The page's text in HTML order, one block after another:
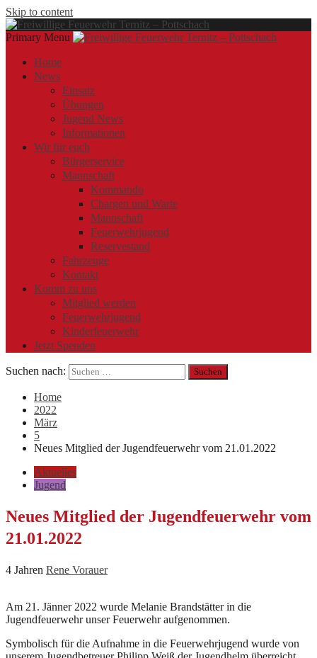
Skip to content
Primary Menu
Freiwillige Feuerwehr Ternitz – Pottschach
Home
News
Einsatz
Übungen
Jugend News
Informationen
Wir für euch
Bürgerservice
Mannschaft
Kommando
Chargen und Warte
Mannschaft
Feuerwehrjugend
Reservestand
Fahrzeuge
Kontakt
Komm zu uns
Mitglied werden
Feuerwehrjugend
Kinderfeuerwehr
Jetzt Spenden
Suchen nach:
Home
2022
März
5
Neues Mitglied der Jugendfeuerwehr vom 21.01.2022
Aktuelles
Jugend
Neues Mitglied der Jugendfeuerwehr vom
21.01.2022
4 Jahren Rene Vorauer
Am 21. Jänner 2022 wurde Melanie Brandstätter in die
Jugendfeuerwehr unser Feuerwehr aufgenommen.
Symbolisch für die Aufnahme in die Feuerwehrjugend wurde von